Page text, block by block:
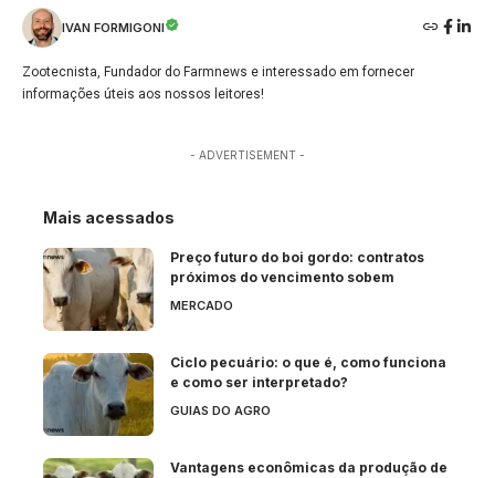
IVAN FORMIGONI
Zootecnista, Fundador do Farmnews e interessado em fornecer
informações úteis aos nossos leitores!
- ADVERTISEMENT -
Mais acessados
Preço futuro do boi gordo: contratos
próximos do vencimento sobem
MERCADO
Ciclo pecuário: o que é, como funciona
e como ser interpretado?
GUIAS DO AGRO
Vantagens econômicas da produção de